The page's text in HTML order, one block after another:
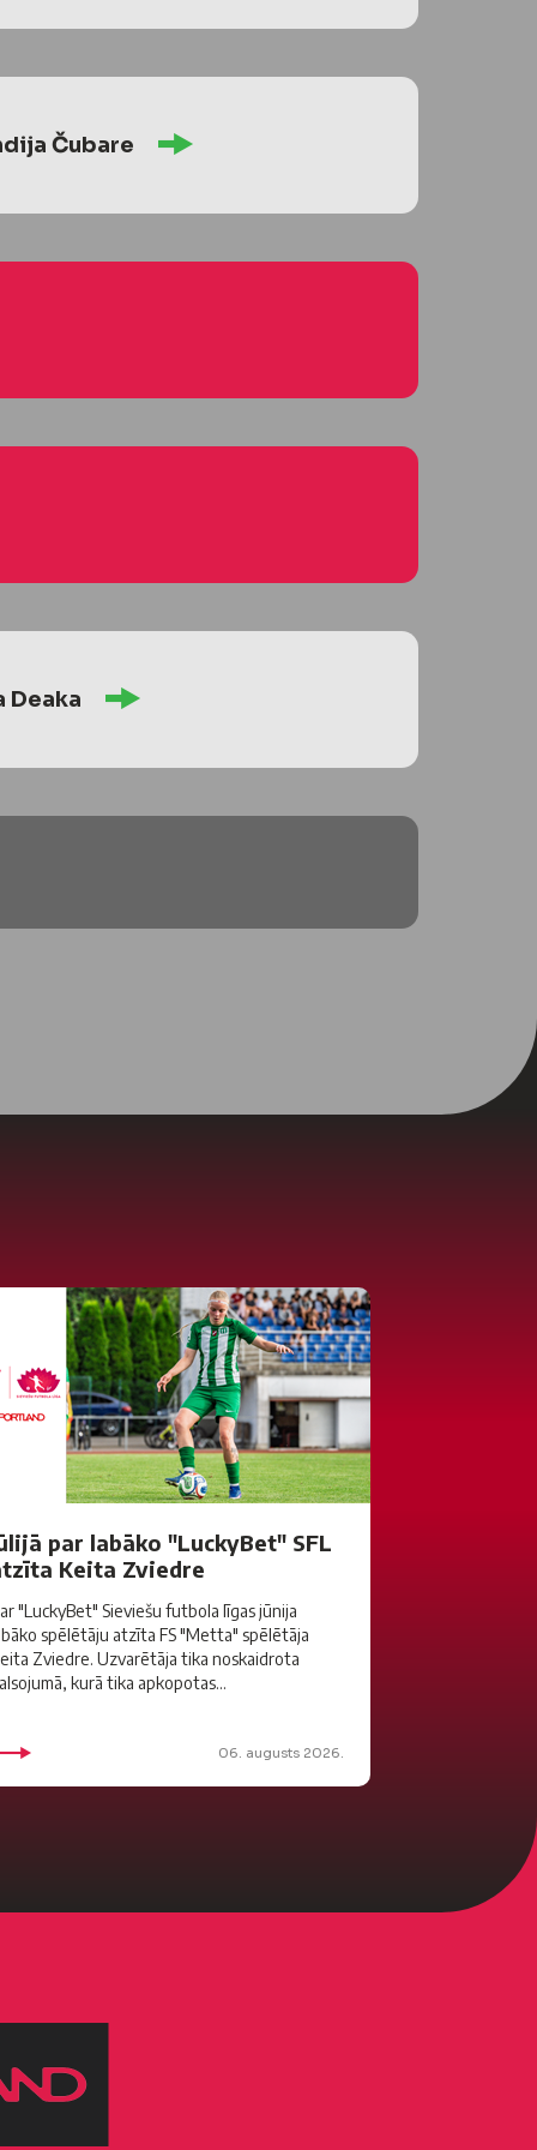
Čubare
Deaka
par labāko "LuckyBet" SFL
Keita Zviedre
"LuckyBet" Sieviešu futbola līgas jūnija
spēlētāju atzīta FS "Metta" spēlētāja
Zviedre. Uzvarētāja tika noskaidrota
kurā tika apkopotas...
06. augusts 2026.